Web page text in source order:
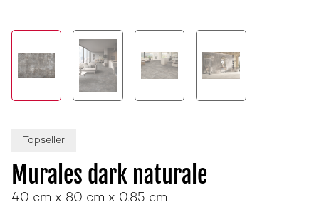
Topseller
Murales dark naturale
40 cm x 80 cm x 0.85 cm